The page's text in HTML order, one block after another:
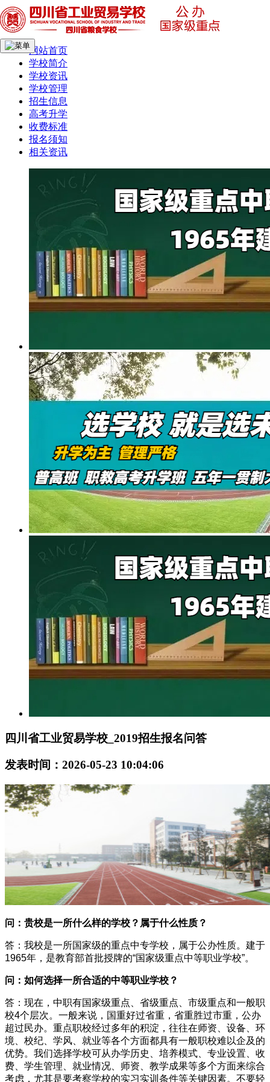
网站首页
学校简介
学校资讯
学校管理
招生信息
高考升学
收费标准
报名须知
相关资讯
四川省工业贸易学校_2019招生报名问答
发表时间：2026-05-23 10:04:06
问：贵校是一所什么样的学校？属于什么性质？
答：我校是一所国家级的重点中专学校，属于公办性质。建于
1965年，是教育部首批授牌的“国家级重点中等职业学校”。
问：如何选择一所合适的中等职业学校？
答：现在，中职有国家级重点、省级重点、市级重点和一般职
校4个层次。一般来说，国重好过省重，省重胜过市重，公办
超过民办。重点职校经过多年的积淀，往往在师资、设备、环
境、校纪、学风、就业等各个方面都具有一般职校难以企及的
优势。我们选择学校可从办学历史、培养模式、专业设置、收
费、学生管理、就业情况、师资、教学成果等多个方面来综合
考虑，尤其是要考察学校的实习实训条件等关键因素。不要轻